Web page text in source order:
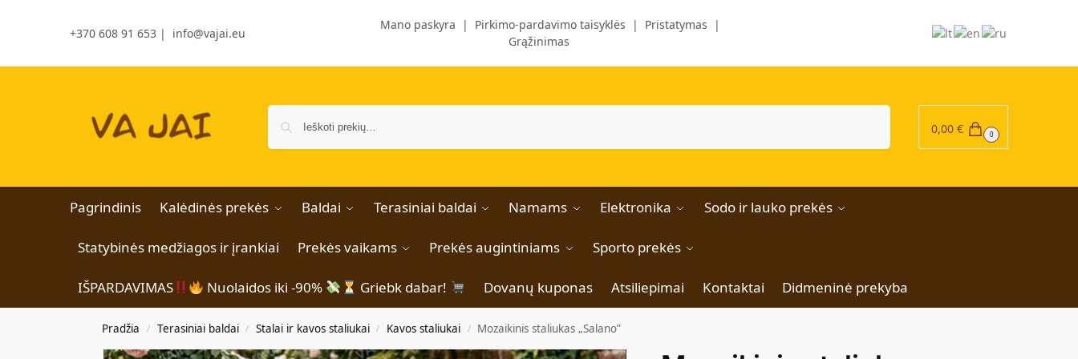
+370 608 91 653 | info@vajai.eu
Mano paskyra | Pirkimo-pardavimo taisyklės | Pristatymas |
Grąžinimas
0,00 € 0
Pagrindinis Kalėdinės prekės Baldai Terasiniai baldai Namams Elektronika Sodo ir lauko prekės
Statybinės medžiagos ir įrankiai Prekės vaikams Prekės augintiniams Sporto prekės
IŠPARDAVIMAS Nuolaidos iki -90% Griebk dabar! Dovanų kuponas Atsiliepimai Kontaktai Didmeninė prekyba
Pradžia / Terasiniai baldai / Stalai ir kavos staliukai / Kavos staliukai / Mozaikinis staliukas „Salano”